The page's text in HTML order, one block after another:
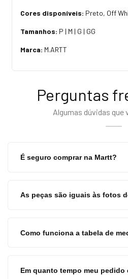
Cores disponíveis: Preto, Off
Tamanhos: P | M | G | GG
Marca: M.ARTT
Perguntas
Algumas dúvidas que
É seguro comprar na Martt?
As peças são iguais às fotos
Como funciona a tabela de
Em quanto tempo meu pedido